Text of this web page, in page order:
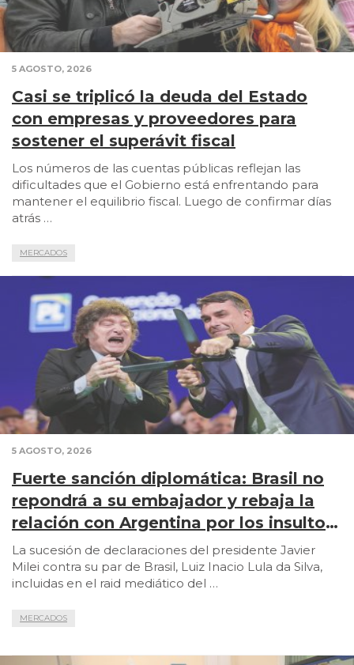
5 AGOSTO, 2026
Casi se triplicó la deuda del Estado
con empresas y proveedores para
sostener el superávit fiscal
Los números de las cuentas públicas reflejan las
dificultades que el Gobierno está enfrentando para
mantener el equilibrio fiscal. Luego de confirmar días
atrás …
MERCADOS
5 AGOSTO, 2026
Fuerte sanción diplomática: Brasil no
repondrá a su embajador y rebaja la
relación con Argentina por los insultos
de Milei a Lula
La sucesión de declaraciones del presidente Javier
Milei contra su par de Brasil, Luiz Inacio Lula da Silva,
incluidas en el raid mediático del …
MERCADOS